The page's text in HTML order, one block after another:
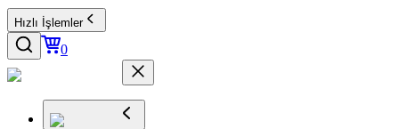
Hızlı İşlemler
0